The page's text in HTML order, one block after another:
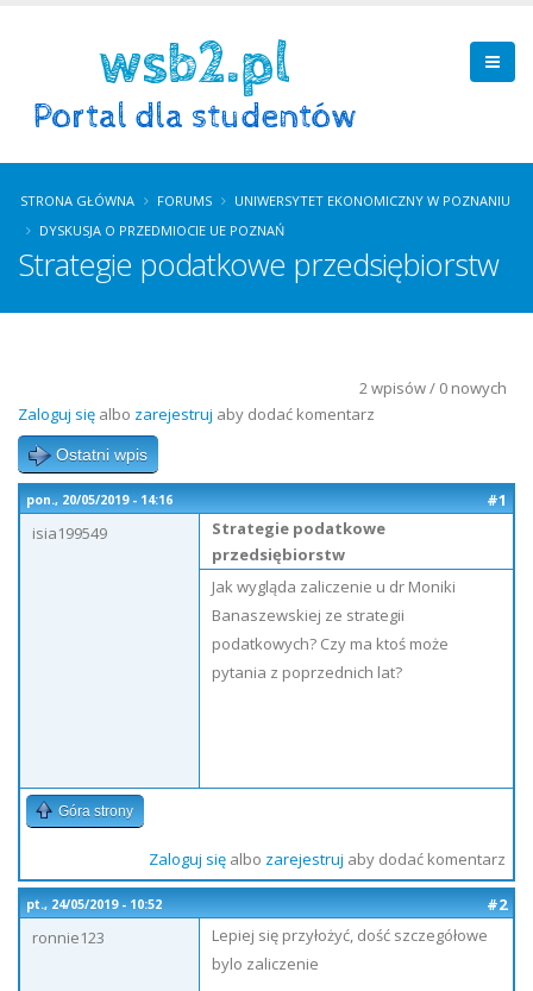
STRONA GŁÓWNA FORUMS
UNIWERSYTET EKONOMICZNY W POZNANIU
DYSKUSJA O PRZEDMIOCIE UE POZNAŃ
Strategie podatkowe przedsiębiorstw
2 wpisów / 0 nowych
Zaloguj się albo zarejestruj aby dodać komentarz
Ostatni wpis
pon., 20/05/2019 - 14:16
#1
isia199549
Strategie podatkowe
przedsiębiorstw
Jak wygląda zaliczenie u dr Moniki
Banaszewskiej ze strategii
podatkowych? Czy ma ktoś może
pytania z poprzednich lat?
Góra strony
Zaloguj sięalbo zarejestruj aby dodać komentarz
pt., 24/05/2019 - 10:52
#2
ronnie123
Lepiej się przyłożyć, dość szczegółowe
bylo zaliczenie